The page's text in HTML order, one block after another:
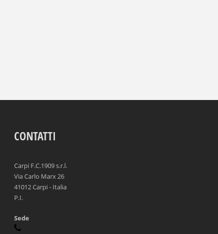
CONTATTI
Carpi F.C.1909 s.r.l.
Via Carlo Marx 26
41012 Carpi - Italia
P.I.
Sede